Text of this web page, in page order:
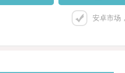
安卓市场